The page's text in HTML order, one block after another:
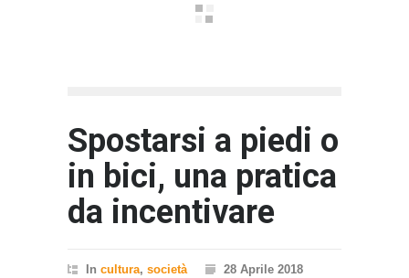
Spostarsi a piedi o
in bici, una pratica
da incentivare
In cultura, società
28 Aprile 2018